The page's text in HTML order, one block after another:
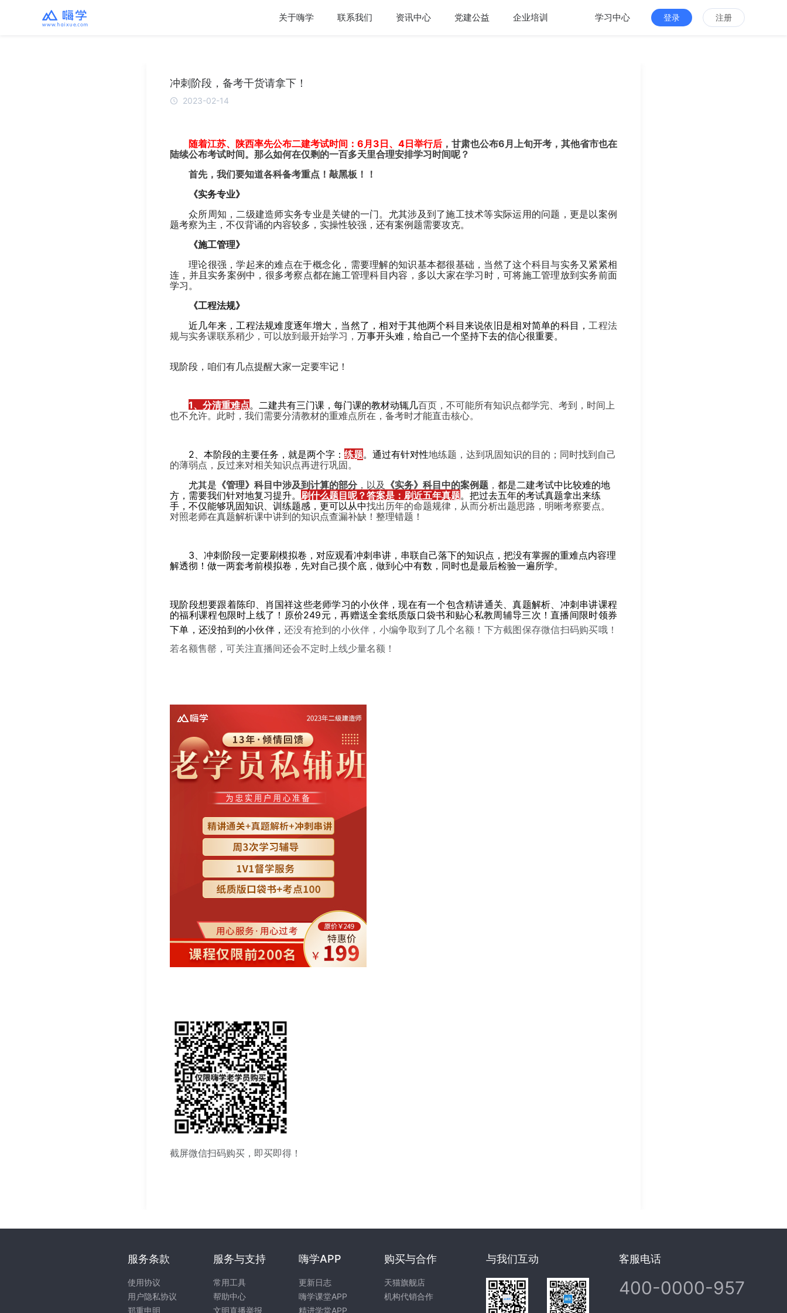
关于嗨学 联系我们 资讯中心 党建公益 企业培训 学习中心 登录 注册
冲刺阶段，备考干货请拿下！
2023-02-14
随着江苏、陕西率先公布二建考试时间：6月3日、4日举行后 ，甘肃也公布6月上旬开考，其他省市也在
陆续公布考试时间。那么如何在仅剩的一百多天里合理安排学习时间呢？
首先，我们要知道各科备考重点！敲黑板！！
《实务专业》
众所周知，二级建造师实务专业是关键的一门。尤其涉及到了施工技术等实际运用的问题，更是以案例
题考察为主，不仅背诵的内容较多，实操性较强，还有案例题需要攻克。
《施工管理》
理论很强，学起来的难点在于概念化，需要理解的知识基本都很基础，当然了这个科目与实务又紧紧相
连，并且实务案例中，很多考察点都在施工管理科目内容，多以大家在学习时，可将施工管理放到实务前面
学习。
《工程法规》
近几年来，工程法规难度逐年增大，当然了，相对于其他两个科目来说依旧是相对简单的科目，工程法
规与实务课联系稍少，可以放到最开始学习， 万事开头难，给自己一个坚持下去的信心很重要。
现阶段，咱们有几点提醒大家一定要牢记！
1、分清重难点。二建共有三门课，每门课的教材动辄几百页，不可能所有知识点都学完、考到，时间上
也不允许。此时，我们需要分清教材的重难点所在，备考时才能直击核心。
2、本阶段的主要任务，就是两个字： 练题。通过有针对性地练题，达到巩固知识的目的；同时找到自己
的薄弱点，反过来对相关知识点再进行巩固。
尤其是 《管理》科目中涉及到计算的部分，以及 《实务》科目中的案例题 ， 都是二建考试中比较难的地
方，需要我们针对地复习提升。 刷什么题目呢？答案是：刷近五年真题。把过去五年的考试真题拿出来练
手，不仅能够巩固知识、训练题感，更可以从中找出历年的命题规律，从而分析出题思路，明晰考察要点。
对照老师在真题解析课中讲到的知识点查漏补缺！整理错题！
3、冲刺阶段一定要刷模拟卷，对应观看冲刺串讲，串联自己落下的知识点，把没有掌握的重难点内容理
解透彻！ 做一两套考前模拟卷，先对自己摸个底，做到心中有数，同时也是最后检验一遍所学。
现阶段想要跟着陈印、肖国祥这些老师学习的小伙伴，现在有一个包含精讲通关、真题解析、冲刺串讲课程
的福利课程包限时上线了！原价249元，再赠送全套纸质版口袋书和贴心私教周辅导三次！直播间限时领券
下单，还没拍到的小伙伴，还没有抢到的小伙伴，小编争取到了几个名额！下方截图保存微信扫码购买哦！
若名额售罄，可关注直播间还会不定时上线少量名额！
截屏微信扫码购买，即买即得！
购买与合作
天猫旗舰店
机构代销合作
嗨学APP
更新日志
嗨学课堂APP
精进学堂APP
服务与支持
常用工具
帮助中心
文明直播举报
服务条款
使用协议
用户隐私协议
郑重申明
与我们互动 客服电话
400-0000-957